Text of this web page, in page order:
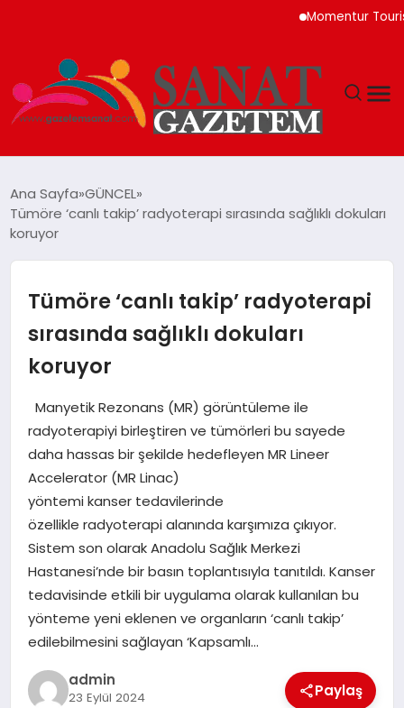
Momentur Tourism &
YAŞAM
EKONOMI
SAĞLIK
DÜNYA
EĞITIM
Ana Sayfa GÜNCEL
Tümöre ‘canlı takip’ radyoterapi sırasında sağlıklı dokuları
koruyor
Tümöre ‘canlı takip’ radyoterapi
sırasında sağlıklı dokuları
koruyor
Manyetik Rezonans (MR) görüntüleme ile
radyoterapiyi birleştiren ve tümörleri bu sayede
daha hassas bir şekilde hedefleyen MR Lineer
Accelerator (MR Linac)
yöntemi kanser tedavilerinde
özellikle radyoterapi alanında karşımıza çıkıyor.
Sistem son olarak Anadolu Sağlık Merkezi
Hastanesi’nde bir basın toplantısıyla tanıtıldı. Kanser
tedavisinde etkili bir uygulama olarak kullanılan bu
yönteme yeni eklenen ve organların ‘canlı takip’
edilebilmesini sağlayan ‘Kapsamlı…
admin
23 Eylül 2024 Paylaş